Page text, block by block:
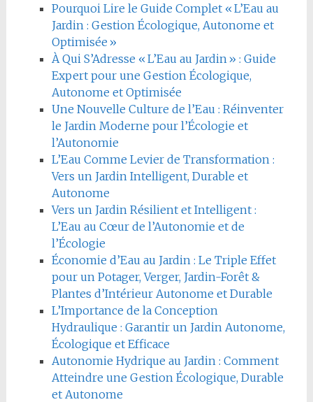
Pourquoi Lire le Guide Complet « L’Eau au
Jardin : Gestion Écologique, Autonome et
Optimisée »
À Qui S’Adresse « L’Eau au Jardin » : Guide
Expert pour une Gestion Écologique,
Autonome et Optimisée
Une Nouvelle Culture de l’Eau : Réinventer
le Jardin Moderne pour l’Écologie et
l’Autonomie
L’Eau Comme Levier de Transformation :
Vers un Jardin Intelligent, Durable et
Autonome
Vers un Jardin Résilient et Intelligent :
L’Eau au Cœur de l’Autonomie et de
l’Écologie
Économie d’Eau au Jardin : Le Triple Effet
pour un Potager, Verger, Jardin-Forêt &
Plantes d’Intérieur Autonome et Durable
L’Importance de la Conception
Hydraulique : Garantir un Jardin Autonome,
Écologique et Efficace
Autonomie Hydrique au Jardin : Comment
Atteindre une Gestion Écologique, Durable
et Autonome